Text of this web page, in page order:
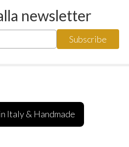
newsletter
Italy & Handmade